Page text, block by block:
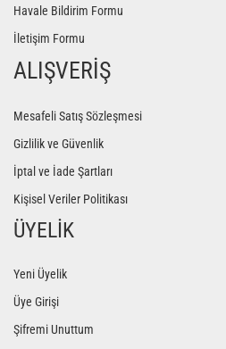
Havale Bildirim Formu
İletişim Formu
ALIŞVERİŞ
Mesafeli Satış Sözleşmesi
Gizlilik ve Güvenlik
İptal ve İade Şartları
Kişisel Veriler Politikası
ÜYELİK
Yeni Üyelik
Üye Girişi
Şifremi Unuttum